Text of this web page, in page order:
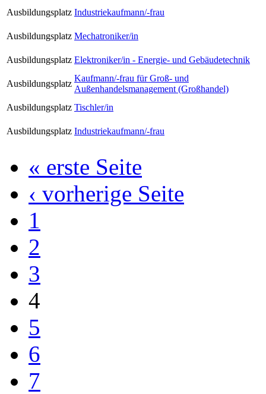
Ausbildungsplatz Industriekaufmann/-frau
Ausbildungsplatz Mechatroniker/in
Ausbildungsplatz Elektroniker/in - Energie- und Gebäudetechnik
Ausbildungsplatz
Kaufmann/-frau für Groß- und
Außenhandelsmanagement (Großhandel)
Ausbildungsplatz Tischler/in
Ausbildungsplatz Industriekaufmann/-frau
« erste Seite
‹ vorherige Seite
1
2
3
4
5
6
7